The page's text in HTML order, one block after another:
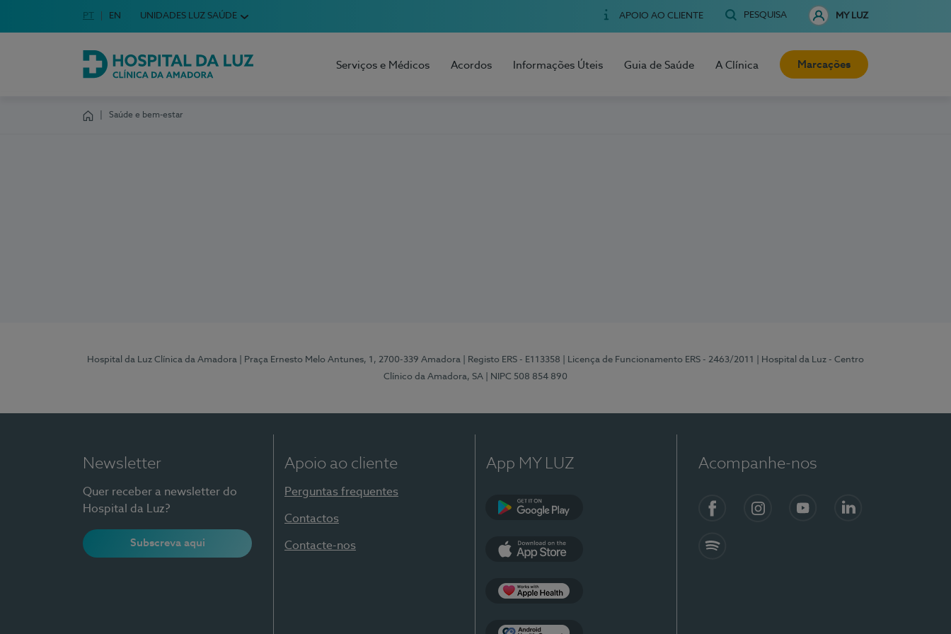
Escolha o seu idioma
Idioma em Português
PT English Language
EN UNIDADES LUZ SAÚDE APOIO AO CLIENTE PESQUISA MY LUZ
Hospital da Luz Clínica da Amadora
Serviços e Médicos Acordos Informações Úteis Guia de Saúde A Clínica Marcações
Saúde e bem-estar
Hospital da Luz Clínica da Amadora | Praça Ernesto Melo Antunes, 1, 2700-339 Amadora | Registo ERS - E113358 | Licença de Funcionamento ERS - 2463/2011
| Hospital da Luz - Centro
Clínico da Amadora, SA
| NIPC 508 854 890
Newsletter
Quer receber a newsletter do
Hospital da Luz?
Subscreva aqui
Apoio ao cliente
Perguntas frequentes
Contactos
Contacte-nos
App MY LUZ Acompanhe-nos